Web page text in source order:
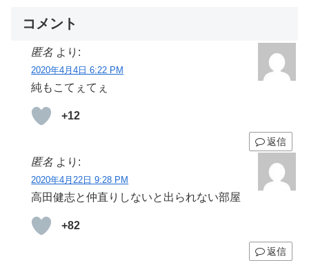
コメント
匿名 より:
2020年4月4日 6:22 PM
純もこてぇてぇ
+12
返信
匿名 より:
2020年4月22日 9:28 PM
高田健志と仲直りしないと出られない部屋
+82
返信